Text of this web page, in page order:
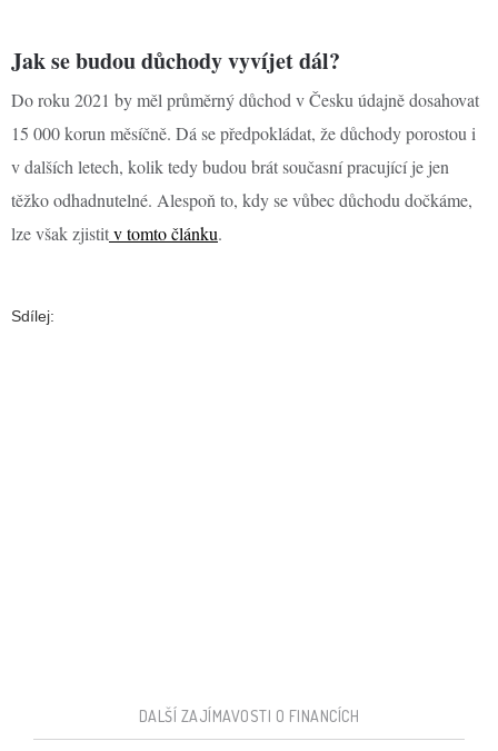
Jak se budou důchody vyvíjet dál?
Do roku 2021 by měl průměrný důchod v Česku údajně dosahovat
15 000 korun měsíčně. Dá se předpokládat, že důchody porostou i
v dalších letech, kolik tedy budou brát současní pracující je jen
těžko odhadnutelné. Alespoň to, kdy se vůbec důchodu dočkáme,
lze však zjistitv tomto článku.
Sdílej:
DALŠÍ ZAJÍMAVOSTI O FINANCÍCH